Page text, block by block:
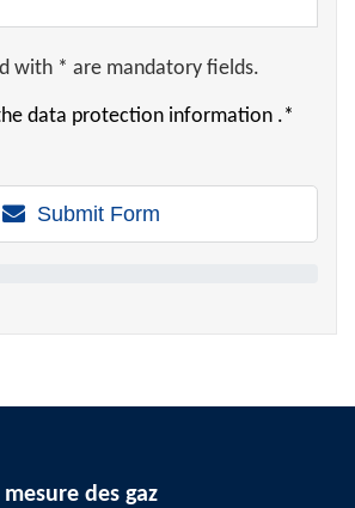
with * are mandatory fields.
data protection information .*
Submit Form
des gaz